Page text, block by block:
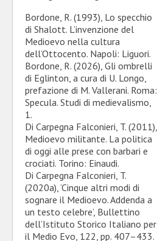
Bordone, R. (1993), Lo specchio
di Shalott. L’invenzione del
Medioevo nella cultura
dell’Ottocento. Napoli: Liguori.
Bordone, R. (2026), Gli ombrelli
di Eglinton, a cura di U. Longo,
prefazione di M. Vallerani. Roma:
Specula. Studi di medievalismo,
1.
Di Carpegna Falconieri, T. (2011),
Medioevo militante. La politica
di oggi alle prese con barbari e
crociati. Torino: Einaudi.
Di Carpegna Falconieri, T.
(2020a), ‘Cinque altri modi di
sognare il Medioevo. Addenda a
un testo celebre’, Bullettino
dell’Istituto Storico Italiano per
il Medio Evo, 122, pp. 407–433.